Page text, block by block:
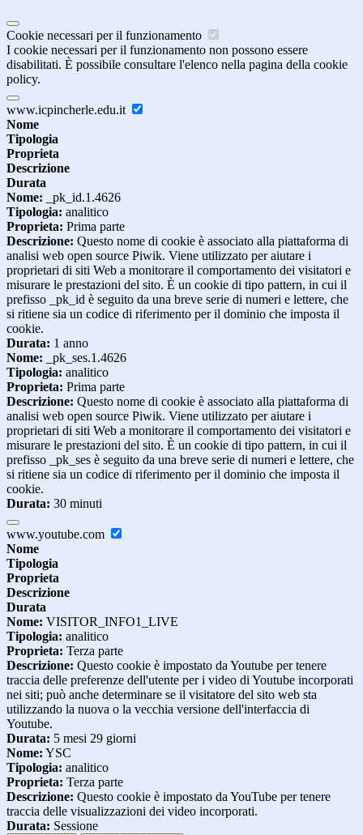
Cookie necessari per il funzionamento
I cookie necessari per il funzionamento non possono essere
disabilitati. È possibile consultare l'elenco nella pagina della cookie
policy.
www.icpincherle.edu.it
Nome
Tipologia
Proprieta
Descrizione
Durata
Nome: _pk_id.1.4626
Tipologia: analitico
Proprieta: Prima parte
Descrizione: Questo nome di cookie è associato alla piattaforma di
analisi web open source Piwik. Viene utilizzato per aiutare i
proprietari di siti Web a monitorare il comportamento dei visitatori e
misurare le prestazioni del sito. È un cookie di tipo pattern, in cui il
prefisso _pk_id è seguito da una breve serie di numeri e lettere, che
si ritiene sia un codice di riferimento per il dominio che imposta il
cookie.
Durata: 1 anno
Nome: _pk_ses.1.4626
Tipologia: analitico
Proprieta: Prima parte
Descrizione: Questo nome di cookie è associato alla piattaforma di
analisi web open source Piwik. Viene utilizzato per aiutare i
proprietari di siti Web a monitorare il comportamento dei visitatori e
misurare le prestazioni del sito. È un cookie di tipo pattern, in cui il
prefisso _pk_ses è seguito da una breve serie di numeri e lettere, che
si ritiene sia un codice di riferimento per il dominio che imposta il
cookie.
Durata: 30 minuti
www.youtube.com
Nome
Tipologia
Proprieta
Descrizione
Durata
Nome: VISITOR_INFO1_LIVE
Tipologia: analitico
Proprieta: Terza parte
Descrizione: Questo cookie è impostato da Youtube per tenere
traccia delle preferenze dell'utente per i video di Youtube incorporati
nei siti; può anche determinare se il visitatore del sito web sta
utilizzando la nuova o la vecchia versione dell'interfaccia di
Youtube.
Durata: 5 mesi 29 giorni
Nome: YSC
Tipologia: analitico
Proprieta: Terza parte
Descrizione: Questo cookie è impostato da YouTube per tenere
traccia delle visualizzazioni dei video incorporati.
Durata: Sessione